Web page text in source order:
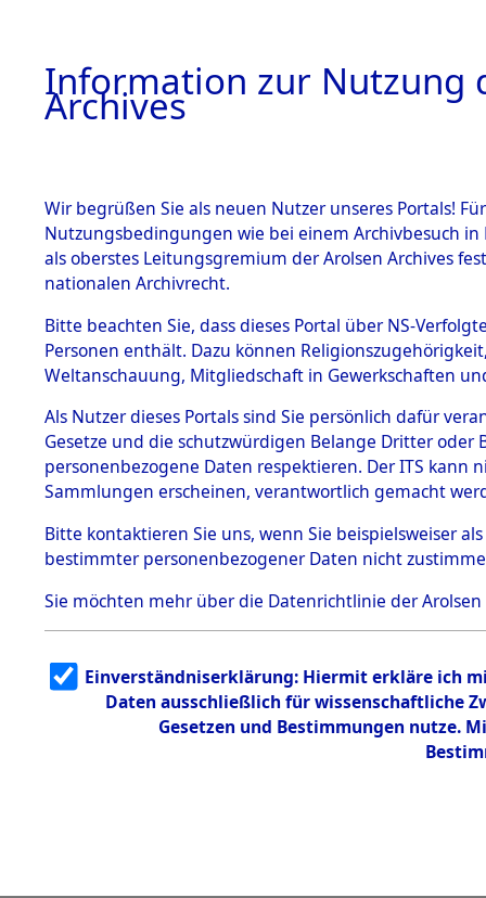
BESTÄNDE
1.
Inhaftierungsdoku
mente
1.2.9 Beim ITS
Effekten
1.2.9.1
Effekten aus
dem KZ
Dachau
Dokument
e
1.2.9.2
Effekten aus
dem KZ
Landesentsch
ädigungsamt
0026
Information zur Nutzung
Archives
Wir begrüßen Sie als neuen Nutzer unseres Portals!
Nutzungsbedingungen wie bei einem Archivbesuch
als oberstes Leitungsgremium der Arolsen Archives
nationalen Archivrecht.
Bitte beachten Sie, dass dieses Portal über NS-
Personen enthält. Dazu können
Weltanschauung, Mitgliedschaft in Gewerkschaften
Als Nutzer dieses Portals sind Sie persönlich dafür
Gesetze und die schutzwürdigen Belange Dritter
personenbezogene Daten respektieren. Der ITS
Sammlungen erscheinen, verantwortlich gemacht
Bitte kontaktieren Sie uns, wenn Sie beispielsweiser
bestimmter personenbezogener Daten nicht
Sie möchten mehr über die Datenrichtlinie der Arolsen
Einverständniserklärung: Hiermit erkläre ich
Daten ausschließlich für wissenschaftliche
Gesetzen und Bestimmungen nutze.